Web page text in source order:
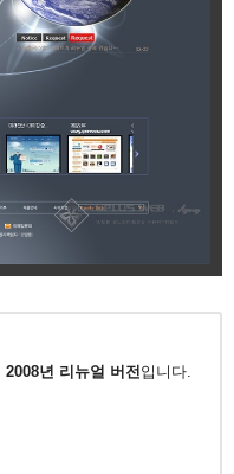
2008년 리뉴얼 버전 입니다.